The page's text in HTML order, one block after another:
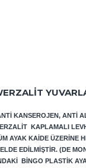
KANSEROJEN, ANTI
KAPLAMALI
AYAK KAIDE ÜZERINE
EDILMIŞTIR. (DE
BINGO PLASTIK